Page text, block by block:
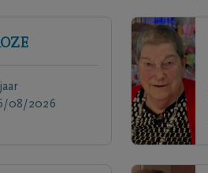
08/2026